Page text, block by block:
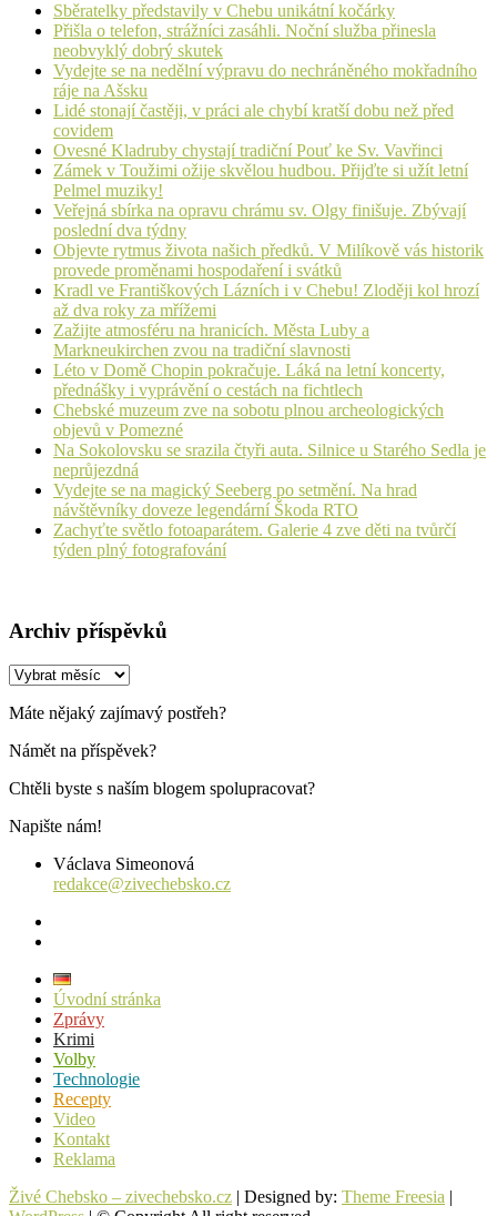
Sběratelky představily v Chebu unikátní kočárky
Přišla o telefon, strážníci zasáhli. Noční služba přinesla
neobvyklý dobrý skutek
Vydejte se na nedělní výpravu do nechráněného mokřadního
ráje na Ašsku
Lidé stonají častěji, v práci ale chybí kratší dobu než před
covidem
Ovesné Kladruby chystají tradiční Pouť ke Sv. Vavřinci
Zámek v Toužimi ožije skvělou hudbou. Přijďte si užít letní
Pelmel muziky!
Veřejná sbírka na opravu chrámu sv. Olgy finišuje. Zbývají
poslední dva týdny
Objevte rytmus života našich předků. V Milíkově vás historik
provede proměnami hospodaření i svátků
Kradl ve Františkových Lázních i v Chebu! Zloději kol hrozí
až dva roky za mřížemi
Zažijte atmosféru na hranicích. Města Luby a
Markneukirchen zvou na tradiční slavnosti
Léto v Domě Chopin pokračuje. Láká na letní koncerty,
přednášky i vyprávění o cestách na fichtlech
Chebské muzeum zve na sobotu plnou archeologických
objevů v Pomezné
Na Sokolovsku se srazila čtyři auta. Silnice u Starého Sedla je
neprůjezdná
Vydejte se na magický Seeberg po setmění. Na hrad
návštěvníky doveze legendární Škoda RTO
Zachyťte světlo fotoaparátem. Galerie 4 zve děti na tvůrčí
týden plný fotografování
Archiv příspěvků
Archiv
Máte nějaký zajímavý postřeh?
Námět na příspěvek?
Chtěli byste s naším blogem spolupracovat?
Napište nám!
Václava Simeonová
redakce@zivechebsko.cz
Úvodní stránka
Zprávy
Krimi
Volby
Technologie
Recepty
Video
Kontakt
Reklama
Živé Chebsko – zivechebsko.cz | Designed by: Theme Freesia |